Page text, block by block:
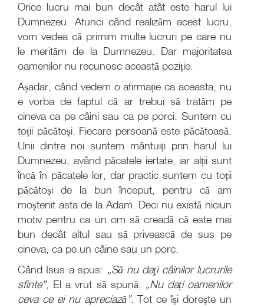
Orice lucru mai bun decât atât este harul lui
Dumnezeu. Atunci când realizăm acest lucru,
vom vedea că primim multe lucruri pe care nu
le merităm de la Dumnezeu. Dar majoritatea
oamenilor nu recunosc această poziție.
Așadar, când vedem o afirmație ca aceasta, nu
e vorba de faptul că ar trebui să tratăm pe
cineva ca pe câini sau ca pe porci. Suntem cu
toții păcătoși. Fiecare persoană este păcătoasă.
Unii dintre noi suntem mântuiți prin harul lui
Dumnezeu, având păcatele iertate, iar alții sunt
încă în păcatele lor, dar practic suntem cu toții
păcătoși de la bun început, pentru că am
moștenit asta de la Adam. Deci nu există niciun
motiv pentru ca un om să creadă că este mai
bun decât altul sau să privească de sus pe
cineva, ca pe un câine sau un porc.
Când Isus a spus: „Să nu daţi câinilor lucrurile
sfinte”, El a vrut să spună: „Nu dați oamenilor
ceva ce ei nu apreciază”. Tot ce își dorește un